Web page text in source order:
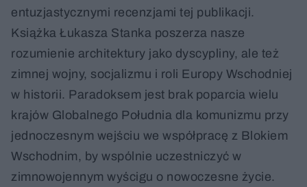
entuzjastycznymi recenzjami tej publikacji.
Książka Łukasza Stanka poszerza nasze
rozumienie architektury jako dyscypliny, ale też
zimnej wojny, socjalizmu i roli Europy Wschodniej
w historii. Paradoksem jest brak poparcia wielu
krajów Globalnego Południa dla komunizmu przy
jednoczesnym wejściu we współpracę z Blokiem
Wschodnim, by wspólnie uczestniczyć w
zimnowojennym wyścigu o nowoczesne życie.